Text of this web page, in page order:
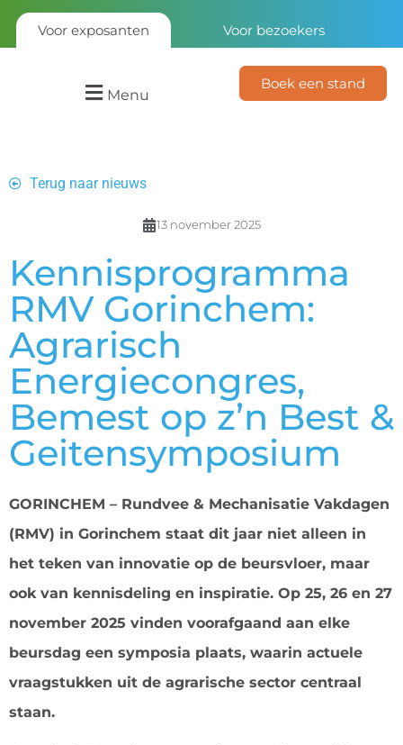
Voor exposanten Voor bezoekers
Menu
Boek een stand
Terug naar nieuws
13 november 2025
Kennisprogramma
RMV Gorinchem:
Agrarisch
Energiecongres,
Bemest op z’n Best &
Geitensymposium
GORINCHEM – Rundvee & Mechanisatie Vakdagen
(RMV) in Gorinchem staat dit jaar niet alleen in
het teken van innovatie op de beursvloer, maar
ook van kennisdeling en inspiratie. Op 25, 26 en 27
november 2025 vinden voorafgaand aan elke
beursdag een symposia plaats, waarin actuele
vraagstukken uit de agrarische sector centraal
staan.